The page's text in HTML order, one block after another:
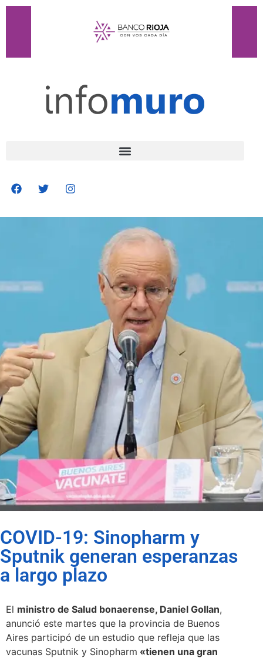
COVID-19: Sinopharm y
Sputnik generan esperanzas
a largo plazo
El ministro de Salud bonaerense, Daniel Gollan,
anunció este martes que la provincia de Buenos
Aires participó de un estudio que refleja que las
vacunas Sputnik y Sinopharm «tienen una gran